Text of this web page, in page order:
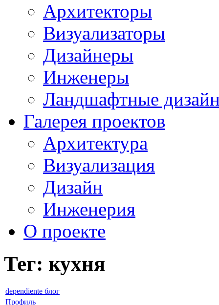
Архитекторы
Визуализаторы
Дизайнеры
Инженеры
Ландшафтные
Галерея проектов
Архитектура
Визуализация
Дизайн
Инженерия
О проекте
Тег: кухня
dependiente блог
Профиль